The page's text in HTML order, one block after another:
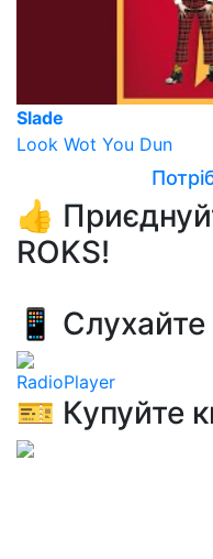
Slade
Look Wot You Dun
👍
ROKS!
📱
RadioPlayer
🎫 Купуйте